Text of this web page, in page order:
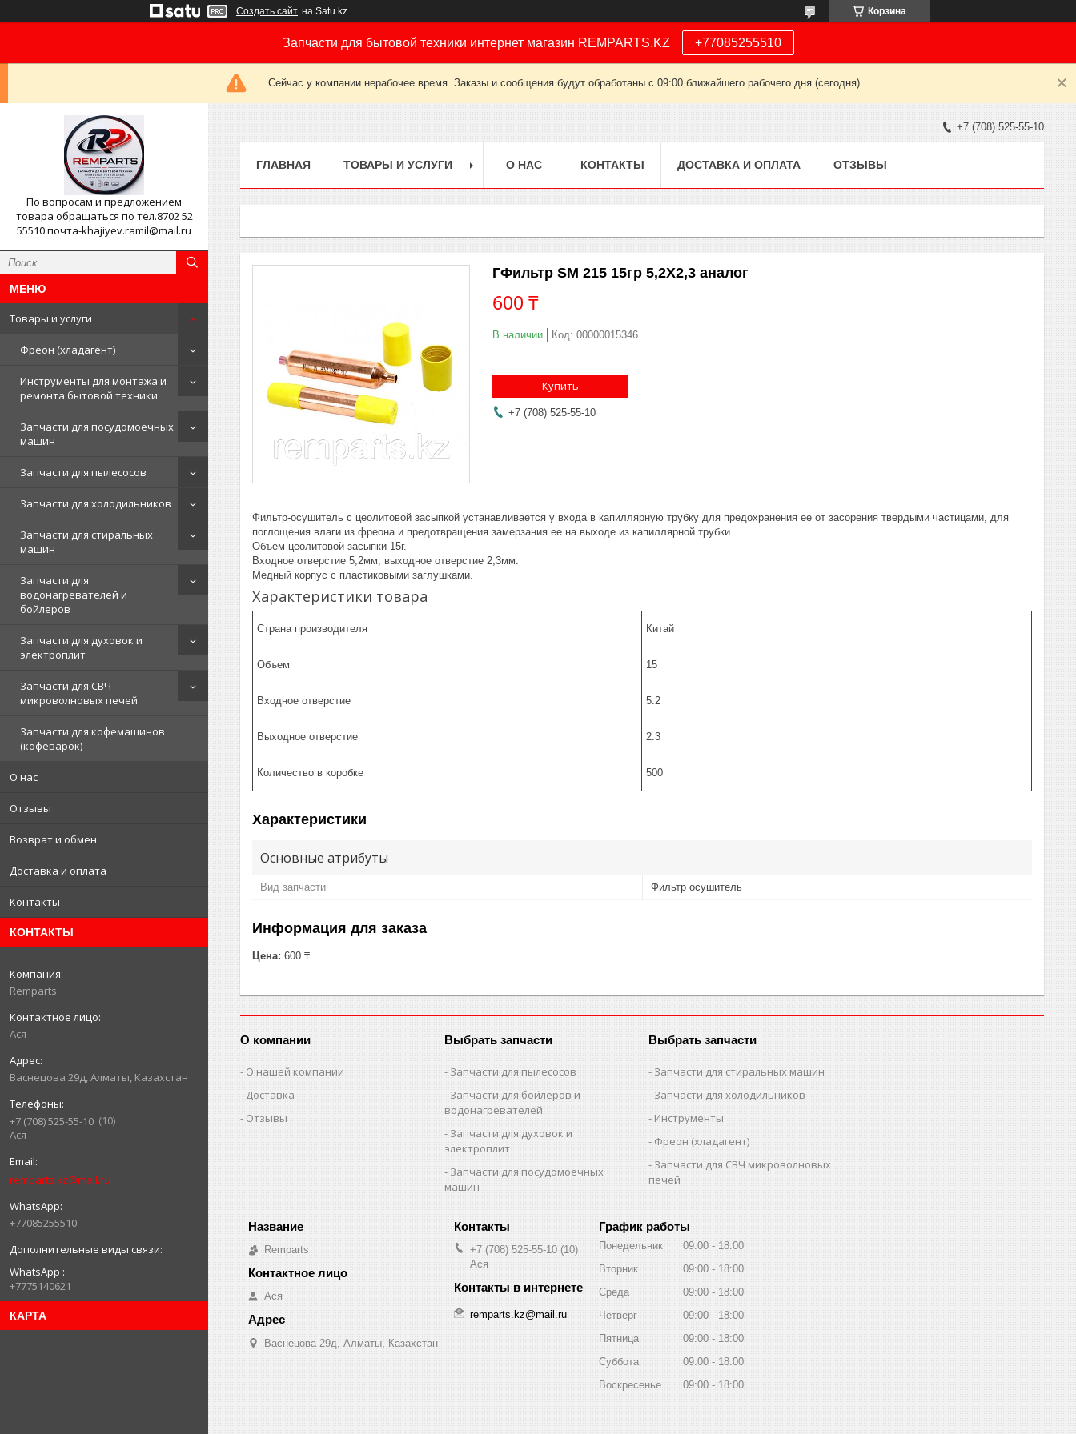
Создать сайт на Satu.kz Корзина
Запчасти для бытовой техники интернет магазин REMPARTS.KZ +77085255510
Сейчас у компании нерабочее время. Заказы и сообщения будут обработаны с 09:00 ближайшего рабочего дня (сегодня)
По вопросам и предложением
товара обращаться по тел.8702 52
55510 почта-khajiyev.ramil@mail.ru
Товары и услуги
Фреон (хладагент)
Инструменты для монтажа и
ремонта бытовой техники
Запчасти для посудомоечных
машин
Запчасти для пылесосов
Запчасти для холодильников
Запчасти для стиральных
машин
Запчасти для
водонагревателей и
бойлеров
Запчасти для духовок и
электроплит
Запчасти для СВЧ
микроволновых печей
Запчасти для кофемашинов
(кофеварок)
О нас
Отзывы
Возврат и обмен
Доставка и оплата
Контакты
КОНТАКТЫ
Remparts
Ася
Васнецова 29д, Алматы, Казахстан
+7 (708) 525-55-10
10
Ася
remparts.kz@mail.ru
+77085255510
WhatsApp
+7775140621
КАРТА
+7 (708) 525-55-10
ГЛАВНАЯ ТОВАРЫ И УСЛУГИ О НАС КОНТАКТЫ ДОСТАВКА И ОПЛАТА ОТЗЫВЫ
ГФильтр SM 215 15гр 5,2X2,3 аналог
600 ₸
В наличии Код: 00000015346
Купить
+7 (708) 525-55-10
Фильтр-осушитель с цеолитовой засыпкой устанавливается у входа в капиллярную трубку для предохранения ее от засорения твердыми частицами, для
поглощения влаги из фреона и предотвращения замерзания ее на выходе из капиллярной трубки.
Объем цеолитовой засыпки 15г.
Входное отверстие 5,2мм, выходное отверстие 2,3мм.
Медный корпус с пластиковыми заглушками.
Характеристики товара
Страна производителя Китай
Объем 15
Входное отверстие 5.2
Выходное отверстие 2.3
Количество в коробке 500
Характеристики
Основные атрибуты
Вид запчасти Фильтр осушитель
Информация для заказа
Цена: 600 ₸
О компании
О нашей компании
Доставка
Отзывы
Выбрать запчасти
Запчасти для пылесосов
Запчасти для бойлеров и
водонагревателей
Запчасти для духовок и
электроплит
Запчасти для посудомоечных
машин
Выбрать запчасти
Запчасти для стиральных машин
Запчасти для холодильников
Инструменты
Фреон (хладагент)
Запчасти для СВЧ микроволновых
печей
Remparts
Ася
Васнецова 29д, Алматы, Казахстан
+7 (708) 525-55-10 10
Ася
remparts.kz@mail.ru
График работы
Понедельник 09:00
18:00
Вторник
09:00
18:00
Среда
09:00
18:00
Четверг
09:00
18:00
Пятница
09:00
18:00
Суббота
09:00
18:00
Воскресенье
09:00 18:00